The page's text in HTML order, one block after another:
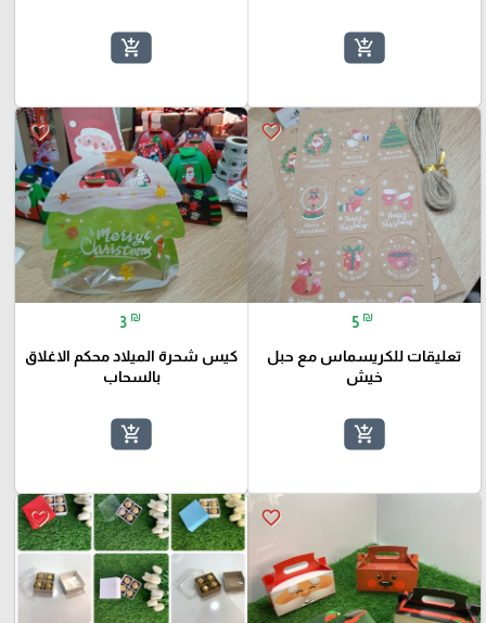
add_shopping_cart
add_shopping_cart
favorite_border
5 ₪
تعليقات للكريسماس مع حبل
خيش
add_shopping_cart
favorite_border
3 ₪
كيس شحرة الميلاد محكم الاغلاق
بالسحاب
add_shopping_cart
favorite_border
favorite_border